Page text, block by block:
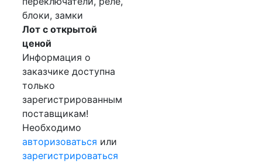
блоки, замки
Лот с открытой
ценой
Информация о
заказчике доступна
только
зарегистрированным
поставщикам!
Необходимо
авторизоваться или
зарегистрироваться